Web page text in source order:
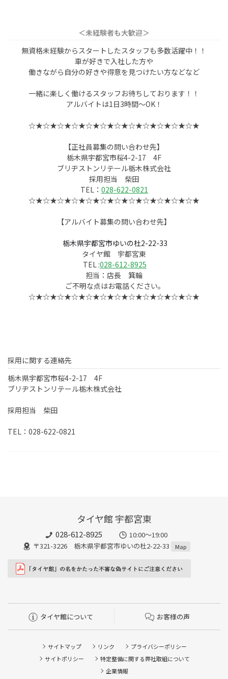
＜未経験者も大歓迎＞
無資格未経験からスタートしたスタッフも多数活躍中！！
車が好きで入社した方や
働きながら自分の好きや得意を見つけたい方などなど
一緒に楽しく働けるスタッフお待ちしております！！
アルバイトは1日3時間～OK！
☆★☆★☆★☆★☆★☆★☆★☆★☆★☆★☆★☆★
【正社員募集の問い合わせ先】
栃木県宇都宮市桜4-2-17 4F
ブリヂストンリテール栃木株式会社
採用担当 柴田
TEL： 028-622-0821
☆★☆★☆★☆★☆★☆★☆★☆★☆★☆★☆★☆★
【アルバイト募集の問い合わせ先】
栃木県宇都宮市ゆいの杜2-22-33
タイヤ館 宇都宮東
TEL :028-612-8925
担当：店長 箕輪
ご不明な点はお電話ください。
☆★☆★☆★☆★☆★☆★☆★☆★☆★☆★☆★☆★
採用に関する連絡先
栃木県宇都宮市桜4-2-17 4F
ブリヂストンリテール栃木株式会社
採用担当 柴田
TEL：028-622-0821
タイヤ館 宇都宮東
028-612-8925
10:00～19:00
〒321-3226 栃木県宇都宮市ゆいの杜2-22-33
Map
タイヤ館について お客様の声
サイトマップ リンク
プライバシーポリシー
サイトポリシー
特定整備に関する弊社取組について
企業情報